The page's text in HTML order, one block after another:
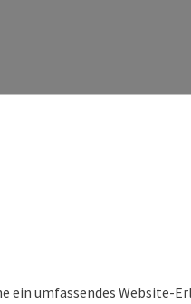
ein umfassendes Website-